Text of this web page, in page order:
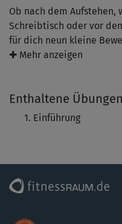
Ob nach dem Aufstehen,
Schreibtisch oder vor
für dich neun kleine
zusammengestellt, die
Yoga oder Mobilisierung,
wonach dir gerade ist –
✚ Mehr anzeigen
Enthaltene Übungen
Einführung